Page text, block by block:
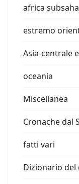
africa
estremo
Asia-centrale
oceania
Miscellanea
Cronache dal
fatti vari
Dizionario del